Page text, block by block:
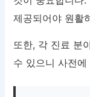
제공되어야 원활
또한, 각 진료 분
수 있으니 사전